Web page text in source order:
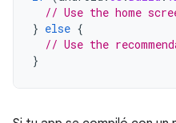
// Use the home
} else {
// Use the
}